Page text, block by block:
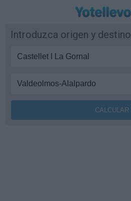
Introduzca origen y destino